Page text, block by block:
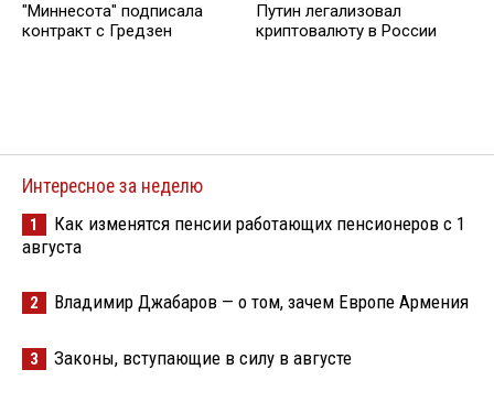
"Миннесота" подписала
контракт с Гредзен
Путин легализовал
криптовалюту в России
Интересное за неделю
1
Как изменятся пенсии работающих пенсионеров с 1
августа
2 Владимир Джабаров — о том, зачем Европе Армения
3 Законы, вступающие в силу в августе